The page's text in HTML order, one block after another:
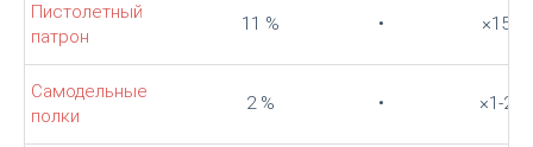
Пистолетный
патрон
11 % • ×15
Самодельные
полки
2 % • ×1-2